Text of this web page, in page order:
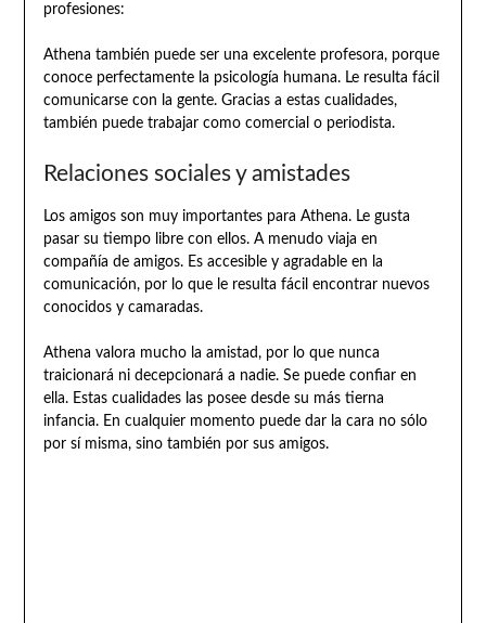
profesiones:
Athena también puede ser una excelente profesora, porque
conoce perfectamente la psicología humana. Le resulta fácil
comunicarse con la gente. Gracias a estas cualidades,
también puede trabajar como comercial o periodista.
Relaciones sociales y amistades
Los amigos son muy importantes para Athena. Le gusta
pasar su tiempo libre con ellos. A menudo viaja en
compañía de amigos. Es accesible y agradable en la
comunicación, por lo que le resulta fácil encontrar nuevos
conocidos y camaradas.
Athena valora mucho la amistad, por lo que nunca
traicionará ni decepcionará a nadie. Se puede confiar en
ella. Estas cualidades las posee desde su más tierna
infancia. En cualquier momento puede dar la cara no sólo
por sí misma, sino también por sus amigos.